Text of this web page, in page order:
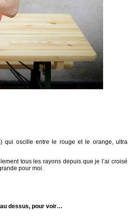
qui oscille entre le rouge et le orange, ultra
tous les rayons depuis que je l’ai croisé
pour moi.
au dessus, pour voir…